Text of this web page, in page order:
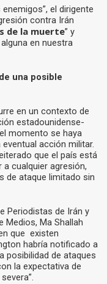
el dirigente
contra Irán
de la muerte” y
en nuestra
una posible
en un contexto de
estadounidense-
momento se haya
acción militar.
que el país está
cualquier agresión,
de ataque limitado sin
Periodistas de Irán y
Medios, Ma Shallah
que existen
habría notificado a
posibilidad de ataques
la expectativa de